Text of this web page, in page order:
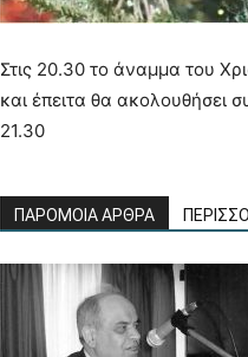
Στις 20.30 το άναμμα του
και έπειτα θα ακολουθήσει
21.30
ΠΑΡΟΜΟΙΑ ΑΡΘΡΑ